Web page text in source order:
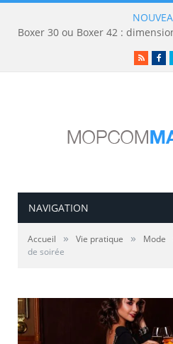
RSS
NAVIGATION
Accueil » Vie pratique » Mode
de soirée